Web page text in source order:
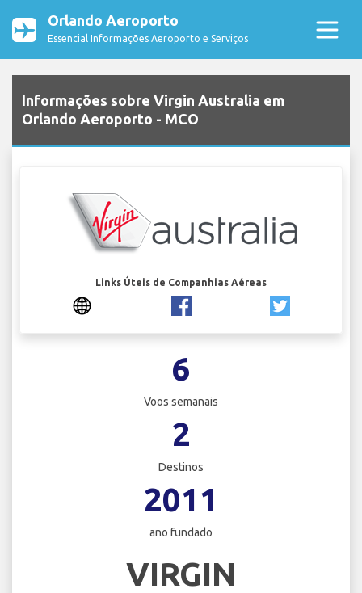
Orlando Aeroporto
Essencial Informações Aeroporto e Serviços
Informações sobre Virgin Australia em
Orlando Aeroporto - MCO
Links Úteis de Companhias Aéreas
6
Voos semanais
2
Destinos
2011
ano fundado
VIRGIN